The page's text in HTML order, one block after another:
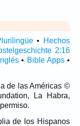
•
Hechos
2:16
• Bible Apps•
de las Américas ©
La Habra,
de los Hispanos